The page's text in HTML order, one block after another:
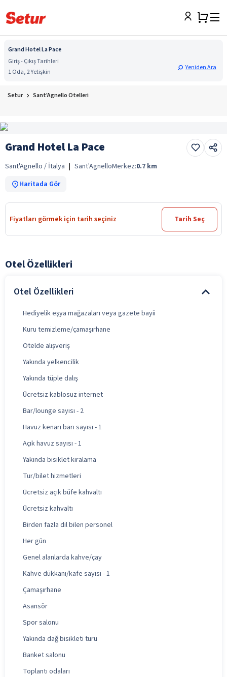
Grand Hotel La Pace
Giriş - Çıkış Tarihleri
1 Oda, 2 Yetişkin
Yeniden Ara
Setur Sant'Agnello Otelleri
Grand Hotel La Pace
Sant'Agnello / İtalya | Sant'AgnelloMerkez:0.7 km
Haritada Gör
Fiyatları görmek için tarih seçiniz Tarih Seç
Otel Özellikleri
Otel Özellikleri
Hediyelik eşya mağazaları veya gazete bayii
Kuru temizleme/çamaşırhane
Otelde alışveriş
Yakında yelkencilik
Yakında tüple dalış
Ücretsiz kablosuz internet
Bar/lounge sayısı - 2
Havuz kenarı barı sayısı - 1
Açık havuz sayısı - 1
Yakında bisiklet kiralama
Tur/bilet hizmetleri
Ücretsiz açık büfe kahvaltı
Ücretsiz kahvaltı
Birden fazla dil bilen personel
Her gün
Genel alanlarda kahve/çay
Kahve dükkanı/kafe sayısı - 1
Çamaşırhane
Asansör
Spor salonu
Yakında dağ bisikleti turu
Banket salonu
Toplantı odaları